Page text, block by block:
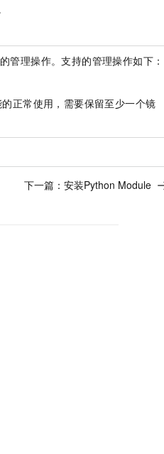
管理操作。支持的管理操作如下：
正常使用，需要保留至少一个镜
下一篇： 安装Python Module